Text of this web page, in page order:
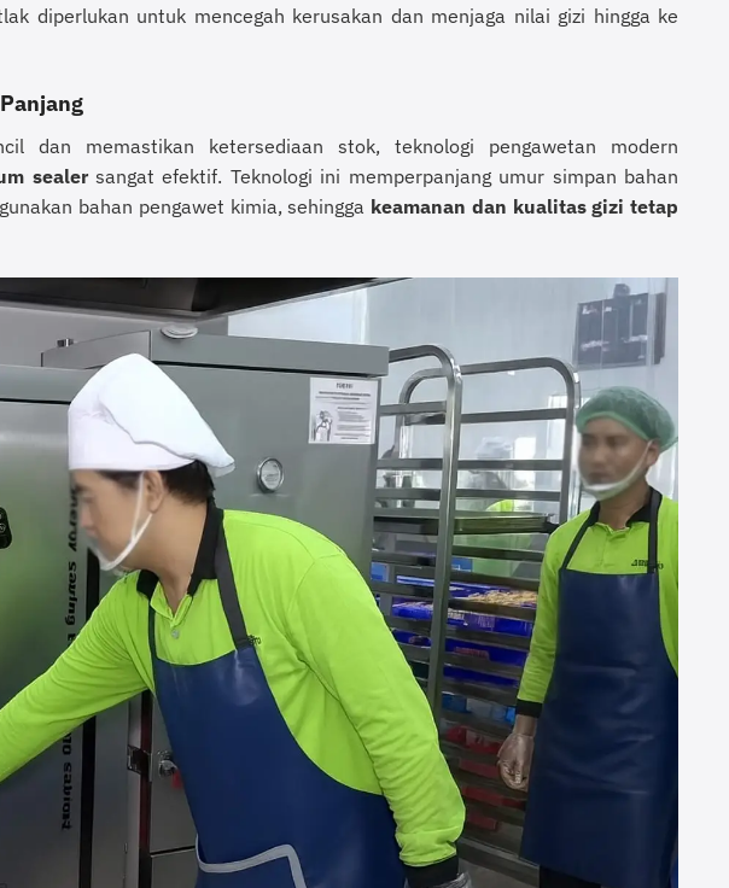
diperlukan untuk mencegah kerusakan dan menjaga nilai gizi hingga ke
dan memastikan ketersediaan stok, teknologi pengawetan modern
sealersangat efektif. Teknologi ini memperpanjang umur simpan bahan
bahan pengawet kimia, sehingga keamanan dan kualitas gizi tetap